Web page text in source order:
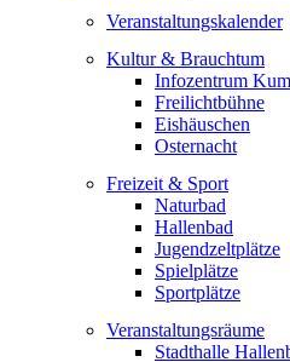
Veranstaltungskalender
Kultur & Brauchtum
Infozentrum
Freilichtbühne
Eishäuschen
Osternacht
Freizeit & Sport
Naturbad
Hallenbad
Jugendzeltplätze
Spielplätze
Sportplätze
Veranstaltungsräume
Stadthalle